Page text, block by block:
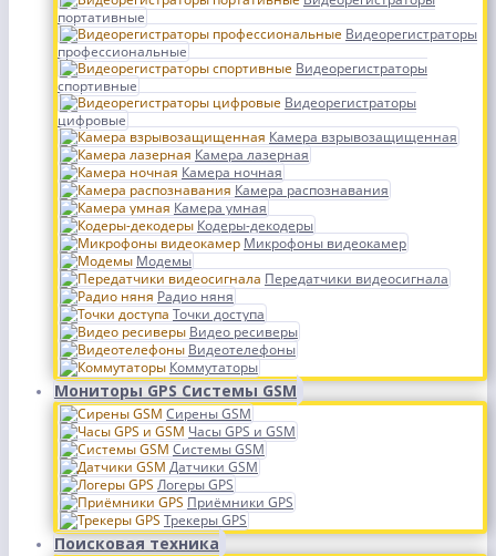
портативные
Видеорегистраторы
профессиональные
Видеорегистраторы
спортивные
Видеорегистраторы
цифровые
Камера взрывозащищенная
Камера лазерная
Камера ночная
Камера распознавания
Камера умная
Кодеры-декодеры
Микрофоны видеокамер
Модемы
Передатчики видеосигнала
Радио няня
Точки доступа
Видео ресиверы
Видеотелефоны
Коммутаторы
Мониторы GPS Системы GSM
Сирены GSM
Часы GPS и GSM
Системы GSM
Датчики GSM
Логеры GPS
Приёмники GPS
Трекеры GPS
Поисковая техника